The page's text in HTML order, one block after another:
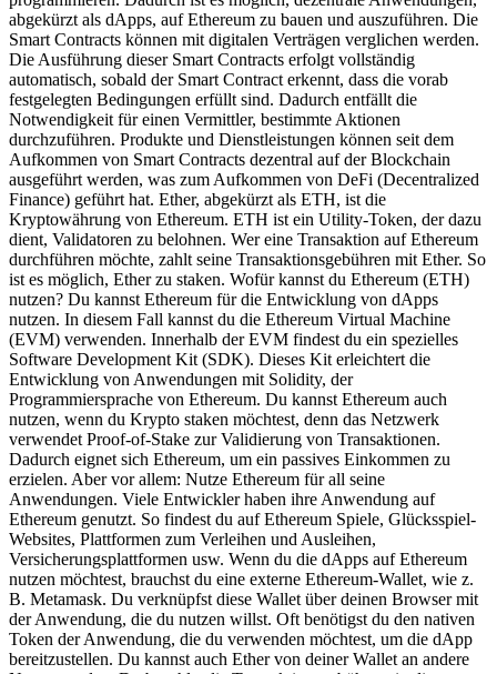
abgekürzt als dApps, auf Ethereum zu bauen und auszuführen. Die
Smart Contracts können mit digitalen Verträgen verglichen werden.
Die Ausführung dieser Smart Contracts erfolgt vollständig
automatisch, sobald der Smart Contract erkennt, dass die vorab
festgelegten Bedingungen erfüllt sind. Dadurch entfällt die
Notwendigkeit für einen Vermittler, bestimmte Aktionen
durchzuführen. Produkte und Dienstleistungen können seit dem
Aufkommen von Smart Contracts dezentral auf der Blockchain
ausgeführt werden, was zum Aufkommen von DeFi (Decentralized
Finance) geführt hat. Ether, abgekürzt als ETH, ist die
Kryptowährung von Ethereum. ETH ist ein Utility-Token, der dazu
dient, Validatoren zu belohnen. Wer eine Transaktion auf Ethereum
durchführen möchte, zahlt seine Transaktionsgebühren mit Ether. So
ist es möglich, Ether zu staken. Wofür kannst du Ethereum (ETH)
nutzen? Du kannst Ethereum für die Entwicklung von dApps
nutzen. In diesem Fall kannst du die Ethereum Virtual Machine
(EVM) verwenden. Innerhalb der EVM findest du ein spezielles
Software Development Kit (SDK). Dieses Kit erleichtert die
Entwicklung von Anwendungen mit Solidity, der
Programmiersprache von Ethereum. Du kannst Ethereum auch
nutzen, wenn du Krypto staken möchtest, denn das Netzwerk
verwendet Proof-of-Stake zur Validierung von Transaktionen.
Dadurch eignet sich Ethereum, um ein passives Einkommen zu
erzielen. Aber vor allem: Nutze Ethereum für all seine
Anwendungen. Viele Entwickler haben ihre Anwendung auf
Ethereum genutzt. So findest du auf Ethereum Spiele, Glücksspiel-
Websites, Plattformen zum Verleihen und Ausleihen,
Versicherungsplattformen usw. Wenn du die dApps auf Ethereum
nutzen möchtest, brauchst du eine externe Ethereum-Wallet, wie z.
B. Metamask. Du verknüpfst diese Wallet über deinen Browser mit
der Anwendung, die du nutzen willst. Oft benötigst du den nativen
Token der Anwendung, die du verwenden möchtest, um die dApp
bereitzustellen. Du kannst auch Ether von deiner Wallet an andere